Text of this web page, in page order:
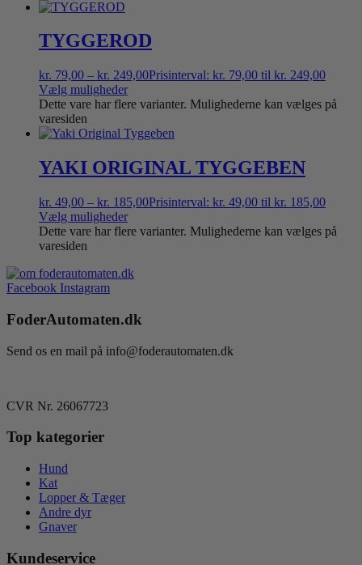
TYGGEROD
kr. 79,00 – kr. 249,00Prisinterval: kr. 79,00 til kr. 249,00
Vælg muligheder
Dette vare har flere varianter. Mulighederne kan vælges på
varesiden
YAKI ORIGINAL TYGGEBEN
kr. 49,00 – kr. 185,00Prisinterval: kr. 49,00 til kr. 185,00
Vælg muligheder
Dette vare har flere varianter. Mulighederne kan vælges på
varesiden
Facebook Instagram
FoderAutomaten.dk
Send os en mail på info@foderautomaten.dk
CVR Nr. 26067723
Top kategorier
Hund
Kat
Lopper & Tæger
Andre dyr
Gnaver
Kundeservice